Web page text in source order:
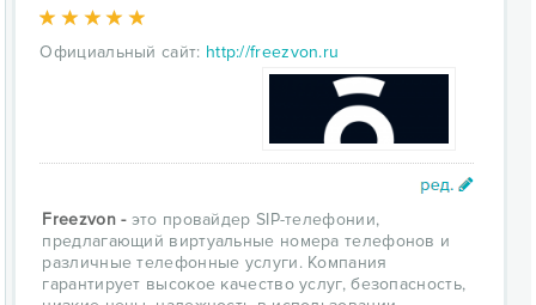
Официальный сайт: http://freezvon.ru
Freezvon - это провайдер SIP-телефонии,
предлагающий виртуальные номера телефонов и
различные телефонные услуги. Компания
гарантирует высокое качество услуг, безопасность,